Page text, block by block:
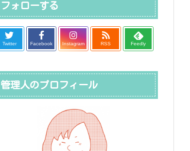
フォローする
Twitter Facebook Instagram RSS Feedly
管理人のプロフィール